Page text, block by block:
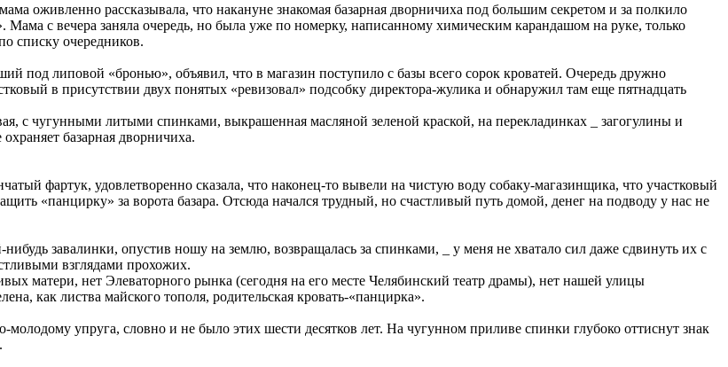
оживленно рассказывала, что накануне знакомая базарная дворничиха под большим секретом и за полкило
Мама с вечера заняла очередь, но была уже по номерку, написанному химическим карандашом на руке, только
списку очередников.
под липовой «бронью», объявил, что в магазин поступило с базы всего сорок кроватей. Очередь дружно
в присутствии двух понятых «ревизовал» подсобку директора-жулика и обнаружил там еще пятнадцать
с чугунными литыми спинками, выкрашенная масляной зеленой краской, на перекладинках _ загогулины и
базарная дворничиха.
фартук, удовлетворенно сказала, что наконец-то вывели на чистую воду собаку-магазинщика, что участковый
«панцирку» за ворота базара. Отсюда начался трудный, но счастливый путь домой, денег на подводу у нас не
завалинки, опустив ношу на землю, возвращалась за спинками, _ у меня не хватало сил даже сдвинуть их с
взглядами прохожих.
матери, нет Элеваторного рынка (сегодня на его месте Челябинский театр драмы), нет нашей улицы
как листва майского тополя, родительская кровать-«панцирка».
упруга, словно и не было этих шести десятков лет. На чугунном приливе спинки глубоко оттиснут знак